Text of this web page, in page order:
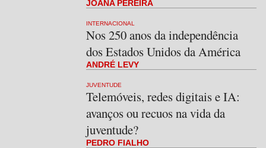
JOANA PEREIRA
INTERNACIONAL
Nos 250 anos da independência
dos Estados Unidos da América
ANDRÉ LEVY
JUVENTUDE
Telemóveis, redes digitais e IA:
avanços ou recuos na vida da
juventude?
PEDRO FIALHO